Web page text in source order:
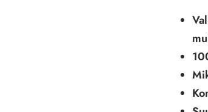
Musta